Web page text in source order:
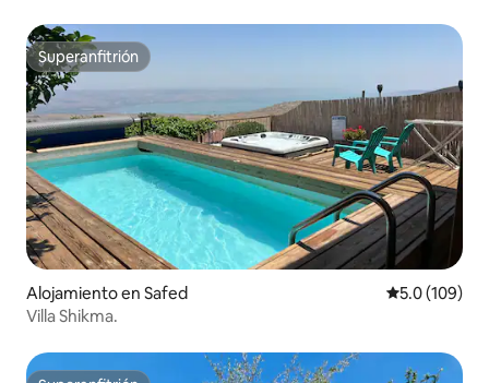
Superanfitrión
Superanfitrión
Alojamiento en Safed Calificación
5.0 (109)
Villa Shikma.